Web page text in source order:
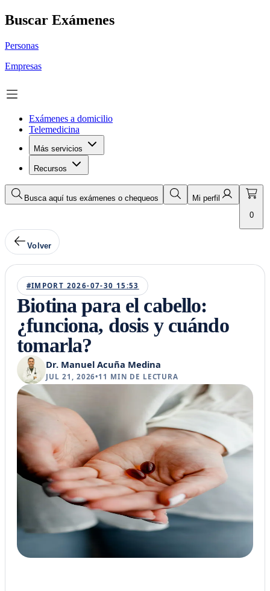
Buscar Exámenes
Personas
Empresas
Exámenes a domicilio
Telemedicina
Más servicios
Recursos
Busca aquí tus exámenes o chequeos
Mi perfil
0
Volver
#IMPORT 2026-07-30 15:53
Biotina para el cabello:
¿funciona, dosis y cuándo
tomarla?
Dr. Manuel Acuña Medina
JUL 21, 2026•11 MIN DE LECTURA